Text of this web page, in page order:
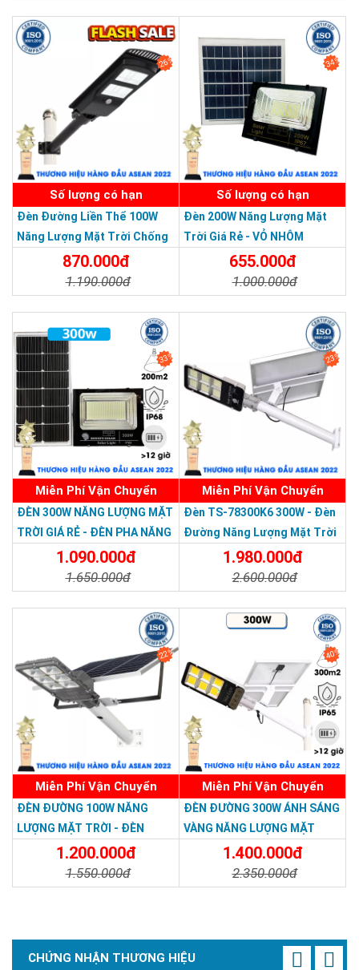
SẢN PHẨM DỊCH VỤ CHẤT LƯỢNG ASEAN 2019
Thương hiệu dẫn đầu Việt Nam 2023
26%
Số lượng có hạn
Đèn Đường Liền Thể 100W
Năng Lượng Mặt Trời Chống
Nước Giá Rẻ870.000đ
1.190.000đ
34%
Số lượng có hạn
Đèn 200W Năng Lượng Mặt
Trời Giá Rẻ - VỎ NHÔM
655.000đ
1.000.000đ
33%
Miễn Phí Vận Chuyển
ĐÈN 300W NĂNG LƯỢNG MẶT
TRỜI GIÁ RẺ - ĐÈN PHA NĂNG
LƯỢNG MẶT TRỜI 300W MẪU
1.090.000đ
1.650.000đ
23%
Miễn Phí Vận Chuyển
Đèn TS-78300K6 300W - Đèn
Đường Năng Lượng Mặt Trời
300W TS-78300K6 - Solar
Light 300W
1.980.000đ
2.600.000đ
22%
Miễn Phí Vận Chuyển
ĐÈN ĐƯỜNG 100W NĂNG
LƯỢNG MẶT TRỜI - ĐÈN
ĐƯỜNG NĂNG LƯỢNG MẶT
TRỜI 100W GIÁ RẺ - Solar
Light 100W
1.200.000đ
1.550.000đ
40%
Miễn Phí Vận Chuyển
ĐÈN ĐƯỜNG 300W ÁNH SÁNG
VÀNG NĂNG LƯỢNG MẶT
TRỜI - Solar Light 300W
1.400.000đ
2.350.000đ
CHỨNG NHẬN THƯƠNG HIỆU